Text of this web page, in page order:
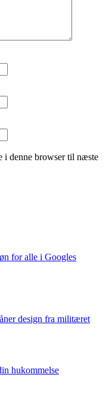
i denne browser til næste
for alle i Googles
design fra militæret
hukommelse